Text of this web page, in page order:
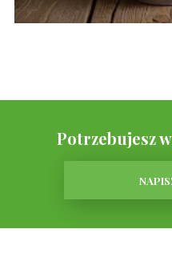
Potrzebujesz